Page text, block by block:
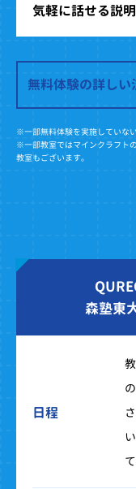
気軽に話せる説
無料体験の詳しい
※一部無料体験を実施していな
※一部教室ではマインクラフト
教室もございます。
森塾東
日程